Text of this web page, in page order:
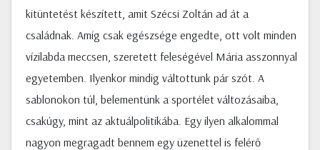
kitüntetést készített, amit Szécsi Zoltán ad át a
családnak. Amíg csak egészsége engedte, ott volt minden
vízilabda meccsen, szeretett feleségével Mária asszonnyal
egyetemben. Ilyenkor mindig váltottunk pár szót. A
sablonokon túl, belementünk a sportélet változásaiba,
csakúgy, mint az aktuálpolitikába. Egy ilyen alkalommal
nagyon megragadt bennem egy üzenettel is felérő